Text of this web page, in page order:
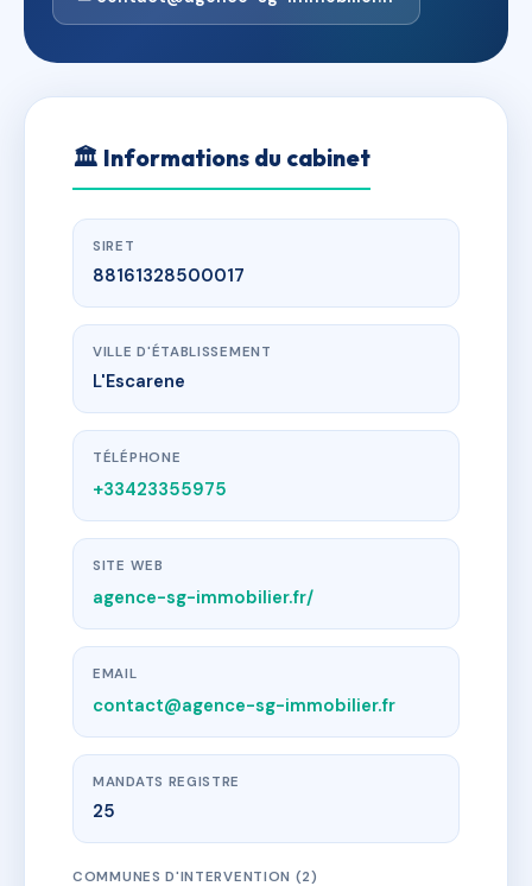
🏛 Informations du cabinet
SIRET
88161328500017
VILLE D'ÉTABLISSEMENT
L'Escarene
TÉLÉPHONE
+33423355975
SITE WEB
agence-sg-immobilier.fr/
EMAIL
contact@agence-sg-immobilier.fr
MANDATS REGISTRE
25
COMMUNES D'INTERVENTION (2)